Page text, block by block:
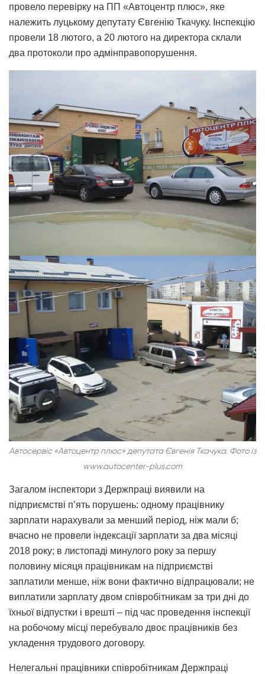
провело перевірку на ПП «Автоцентр плюс», яке
належить луцькому депутату Євгенію Ткачуку. Інспекцію
провели 18 лютого, а 20 лютого на директора склали
два протоколи про адмінправопорушення.
Автосервіс «Автоцентр плюс» депутата Євгенія Ткачука. Фото із
www.autocenter-plus.com
Загалом інспектори з Держпраці виявили на
підприємстві п’ять порушень: одному працівнику
зарплати нарахували за менший період, ніж мали б;
вчасно не провели індексації зарплати за два місяці
2018 року; в листопаді минулого року за першу
половину місяця працівникам на підприємстві
заплатили менше, ніж вони фактично відпрацювали; не
виплатили зарплату двом співробітникам за три дні до
їхньої відпустки і врешті – під час проведення інспекції
на робочому місці перебувало двоє працівників без
укладення трудового договору.
Нелегальні працівники співробітникам Держпраці